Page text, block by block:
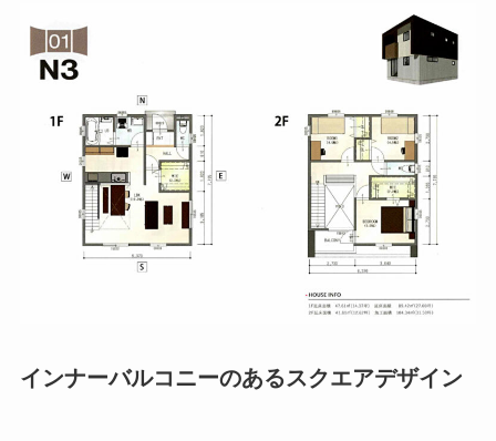
インナーバルコニーのあるスクエアデザイン